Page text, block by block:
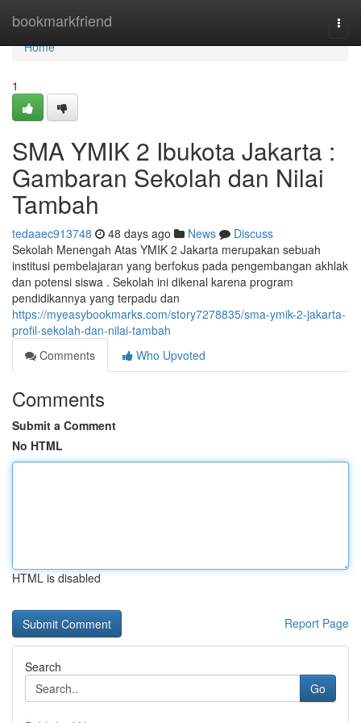
bookmarkfriend
Home
Home
1
SMA YMIK 2 Ibukota Jakarta :
Gambaran Sekolah dan Nilai
Tambah
tedaaec913748 48 days ago News
Discuss
Sekolah Menengah Atas YMIK 2 Jakarta merupakan sebuah
institusi pembelajaran yang berfokus pada pengembangan akhlak
dan potensi siswa . Sekolah ini dikenal karena program
pendidikannya yang terpadu dan
https://myeasybookmarks.com/story7278835/sma-ymik-2-jakarta-
profil-sekolah-dan-nilai-tambah
Comments
Who Upvoted
Comments
Submit a Comment
No HTML
HTML is disabled
Report Page
Search
Go